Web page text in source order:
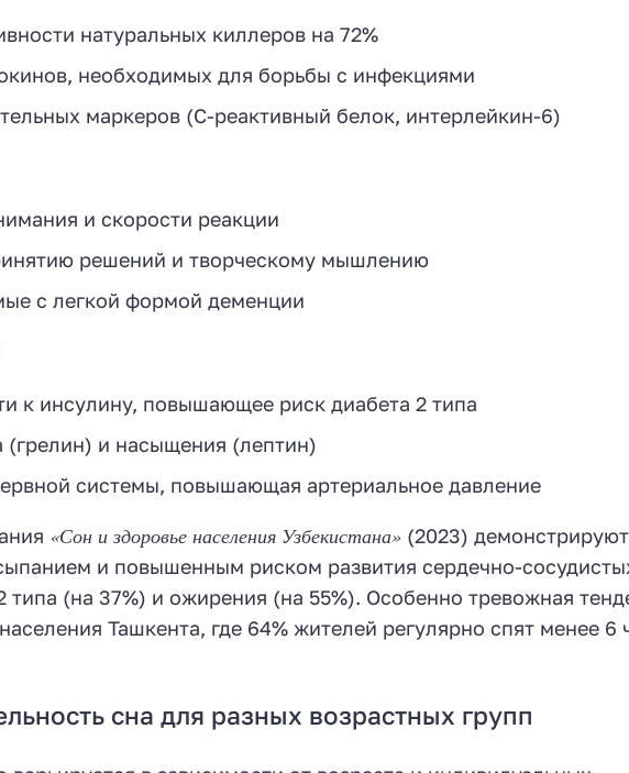
натуральных киллеров на 72%
необходимых для борьбы с инфекциями
маркеров (С-реактивный белок, интерлейкин-6)
и скорости реакции
решений и творческому мышлению
с легкой формой деменции
к инсулину, повышающее риск диабета 2 типа
(грелин) и насыщения (лептин)
системы, повышающая артериальное давление
«Сон и здоровье населения Узбекистана» (2023)
и повышенным риском развития сердечно-
типа (на 37%) и ожирения (на 55%). Особенно тревожная
Ташкента, где 64% жителей регулярно спят менее 6
сна для разных возрастных групп